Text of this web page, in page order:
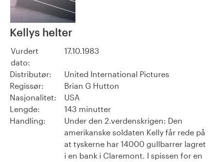
Kellys helter
Vurdert
dato:
17.10.1983
Distributør:
United International Pictures
Regissør:
Brian G Hutton
Nasjonalitet:
USA
Lengde:
143 minutter
Handling:
Under den 2.verdenskrigen: Den
amerikanske soldaten Kelly får rede på
at tyskerne har 14000 gullbarrer lagret
i en bank i Claremont. I spissen for en